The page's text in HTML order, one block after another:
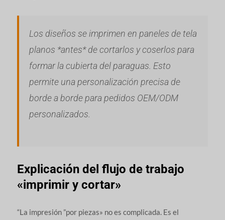
Los diseños se imprimen en paneles de tela
planos *antes* de cortarlos y coserlos para
formar la cubierta del paraguas. Esto
permite una personalización precisa de
borde a borde para pedidos OEM/ODM
personalizados.
Explicación del flujo de trabajo
«imprimir y cortar»
“La impresión ”por piezas» no es complicada. Es el